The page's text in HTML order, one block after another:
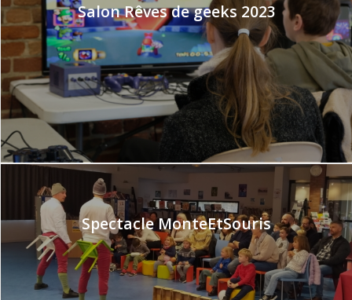
Salon Rêves de geeks 2023
Spectacle MonteEtSouris